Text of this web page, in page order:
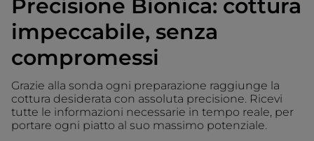
Precisione Bionica: cottura
impeccabile, senza
compromessi
Grazie alla sonda ogni preparazione raggiunge la
cottura desiderata con assoluta precisione. Ricevi
tutte le informazioni necessarie in tempo reale, per
portare ogni piatto al suo massimo potenziale.